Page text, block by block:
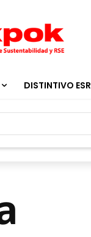
DISTINTIVO ESR